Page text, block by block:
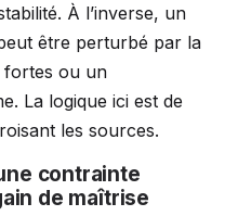
À l’inverse, un
être perturbé par la
fortes ou un
La logique ici est de
les sources.
contrainte
de maîtrise